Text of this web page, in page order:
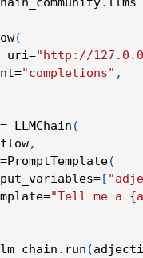
(
="http://
="completions" ,
= LLMChain (
,
=PromptTemplate(
=[
="Tell me a
. run (